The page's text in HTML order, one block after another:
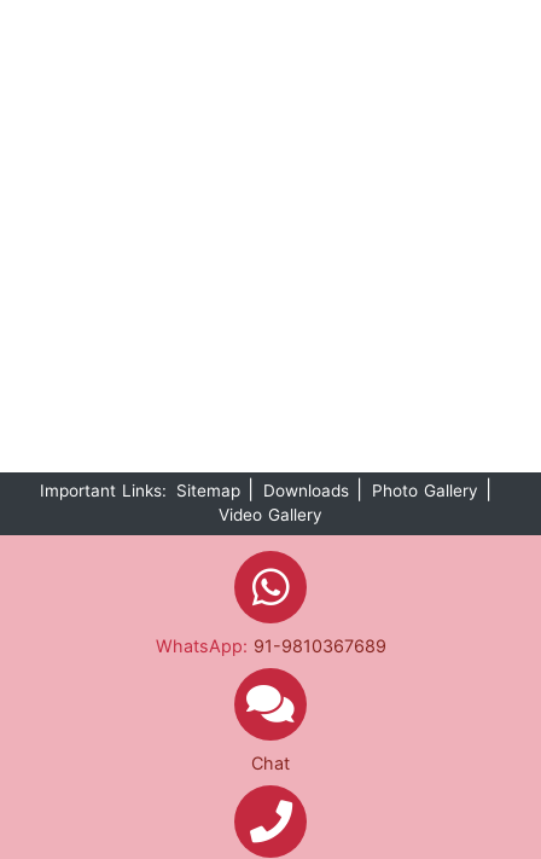
Important Links: Sitemap Downloads Photo Gallery
Video Gallery
WhatsApp: 91-9810367689
Chat